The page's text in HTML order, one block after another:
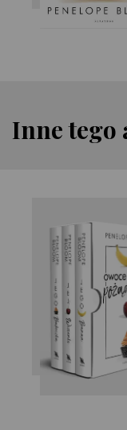
Inne tego
Penelope